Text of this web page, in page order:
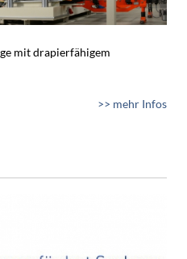
mit drapierfähigem
>> mehr Infos